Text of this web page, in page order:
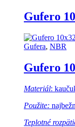
Gufero
Gufera, NBR
Gufero
Materiál:
Použite:
Teplotné